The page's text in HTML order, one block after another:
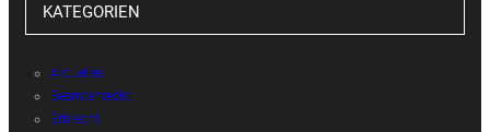
KATEGORIEN
Aktuelles
Beamtenrecht
Erbrecht